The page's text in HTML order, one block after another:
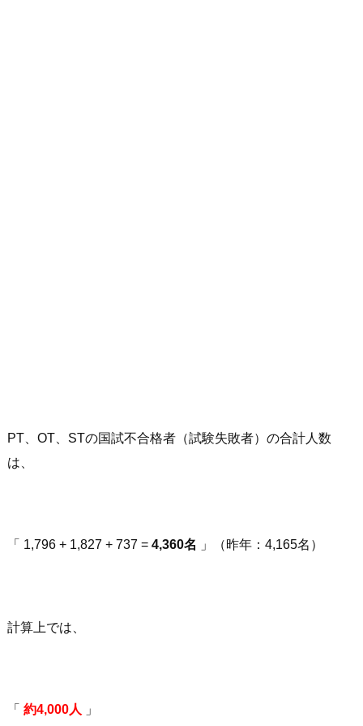
PT、OT、STの国試不合格者（試験失敗者）の合計人数
は、
「 1,796 + 1,827 + 737 = 4,360名 」（昨年：4,165名）
計算上では、
「 約4,000人 」